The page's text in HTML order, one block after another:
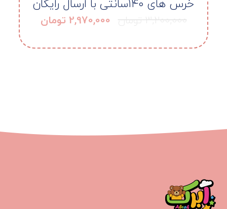
2,970,000 تومان